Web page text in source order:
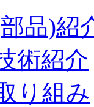
品)紹
術紹介
り組み